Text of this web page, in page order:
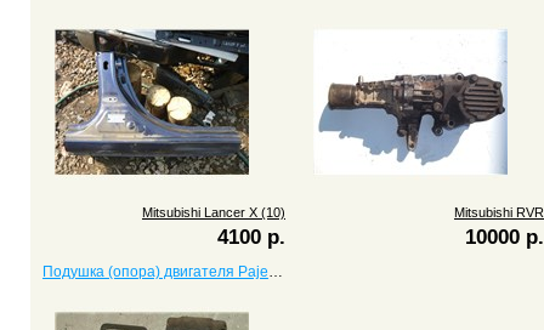
Mitsubishi Lancer X (10)
4100 р.
Mitsubishi RVR
10000 р.
Подушка (опора) двигателя Pajero (паджеро) 2, II